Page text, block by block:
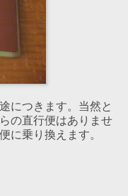
につきます。当然と
の直行便はありませ
に乗り換えます。